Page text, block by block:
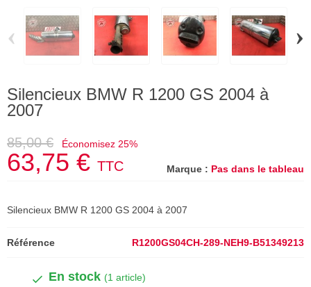
‹ ›
Silencieux BMW R 1200 GS 2004 à
2007
Marque : Pas dans le tableau
85,00 € Économisez 25%
63,75 € TTC
Silencieux BMW R 1200 GS 2004 à 2007
Référence R1200GS04CH-289-NEH9-B51349213
En stock (1 article)